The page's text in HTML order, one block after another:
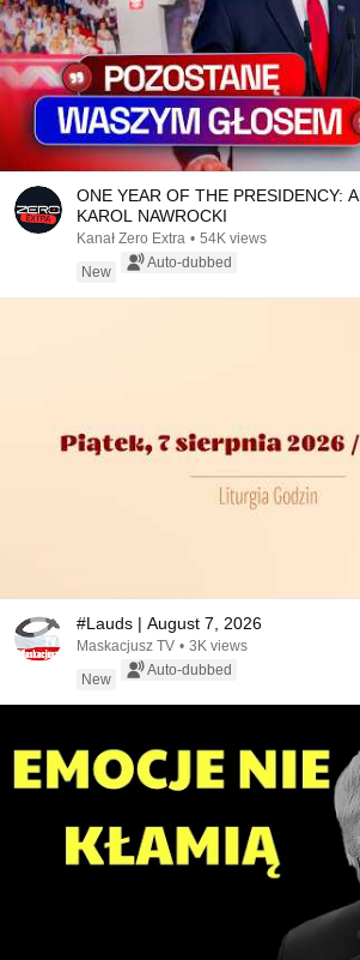
ONE YEAR OF THE PRESIDENCY:
KAROL NAWROCKI
Kanał Zero Extra • 54K views
New
Auto-dubbed
#Lauds | August 7, 2026
Maskacjusz TV • 3K views
New
Auto-dubbed